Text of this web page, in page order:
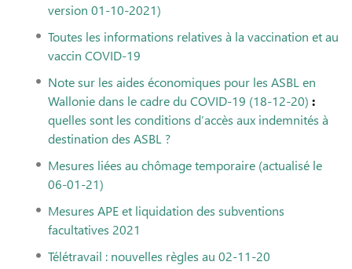
version 01-10-2021)
Toutes les informations relatives à la vaccination et au
vaccin COVID-19
Note sur les aides économiques pour les ASBL en
Wallonie dans le cadre du COVID-19 (18-12-20) :
quelles sont les conditions d’accès aux indemnités à
destination des ASBL ?
Mesures liées au chômage temporaire (actualisé le
06-01-21)
Mesures APE et liquidation des subventions
facultatives 2021
Télétravail : nouvelles règles au 02-11-20